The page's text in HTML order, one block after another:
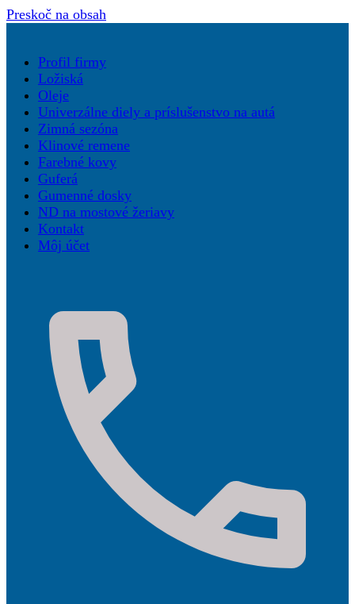
Preskoč na obsah
Profil firmy
Ložiská
Oleje
Univerzálne diely a príslušenstvo na autá
Zimná sezóna
Klinové remene
Farebné kovy
Guferá
Gumenné dosky
ND na mostové žeriavy
Kontakt
Môj účet